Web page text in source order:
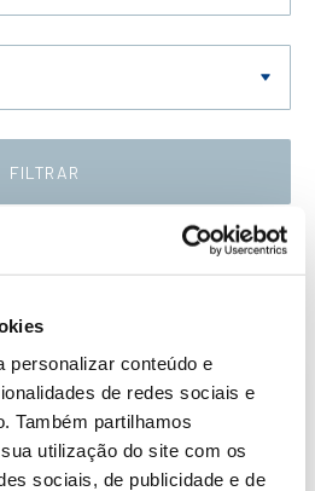
personalizar conteúdo e
de redes sociais e
Também partilhamos
utilização do site com os
sociais, de publicidade e de
FILTRAR
Semanal do Sistema
da semana 8 de 2021
periodicidade semanal, com
Eletricidade